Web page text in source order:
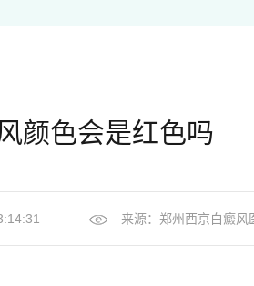
颜色会是红色吗
来源： 郑州西京白癜风